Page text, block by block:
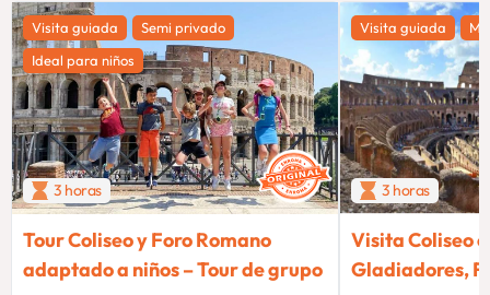
Visita guiada
Semi privado
Ideal para niños
3 horas
Tour Coliseo y Foro Romano
adaptado a niños – Tour de grupo
Visita guiada
3 horas
Visita Coliseo
Gladiadores,